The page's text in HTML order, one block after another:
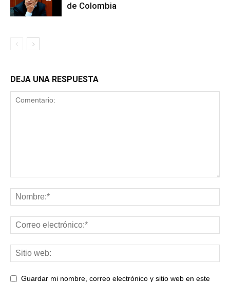
de Colombia
DEJA UNA RESPUESTA
Guardar mi nombre, correo electrónico y sitio web en este